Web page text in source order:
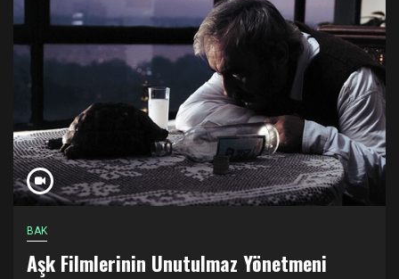
BAK
Aşk Filmlerinin Unutulmaz Yönetmeni